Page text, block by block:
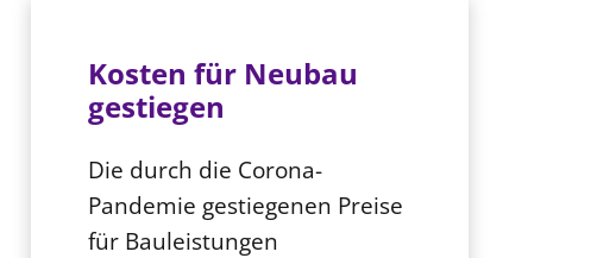
Kosten für Neubau
gestiegen
Die durch die Corona-
Pandemie gestiegenen Preise
für Bauleistungen